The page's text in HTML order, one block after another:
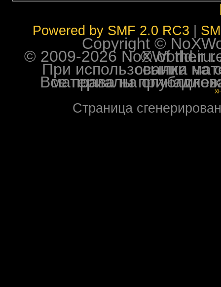
Powered by SMF 2.0 RC3
Copyright ©
© 2009-2026 NoXWorld.ru. All
При использовании
Все права на опубликованные на форуме
Страница